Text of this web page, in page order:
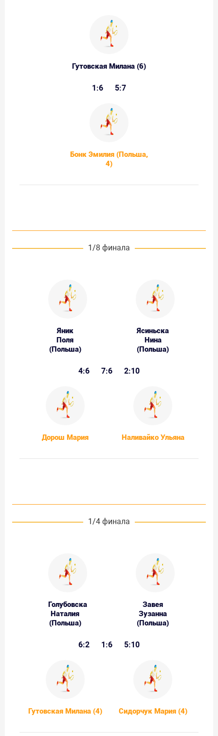
Гутовская Милана (6)
1:6 5:7
Бонк Эмилия (Польша,
4)
1/8 финала
Яник
Поля
(Польша)
Ясиньска
Нина
(Польша)
4:6 7:6 2:10
Дорош Мария Наливайко Ульяна
1/4 финала
Голубовска
Наталия
(Польша)
Завея
Зузанна
(Польша)
6:2 1:6 5:10
Гутовская Милана (4) Сидорчук Мария (4)